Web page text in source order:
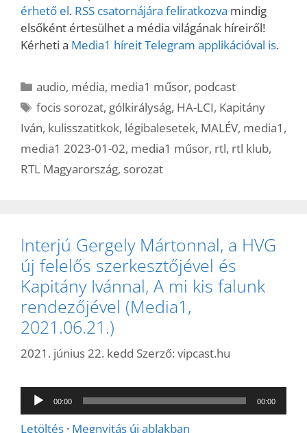
érhető el. RSS csatornájára feliratkozva mindig
elsőként értesülhet a média világának híreiről!
Kérheti a Media1 híreit Telegram applikációval is.
Kategória
audio, média, media1 műsor, podcast
Címkék
focis sorozat, gólkirályság, HA-LCI, Kapitány
Iván, kulisszatitkok, légibalesetek, MALÉV, media1 ,
media1 2023-01-02, media1 műsor, rtl, rtl klub,
RTL Magyarország, sorozat
Interjú Gergely Mártonnal, a HVG
új felelős szerkesztőjével és
Kapitány Ivánnal, A mi kis falunk
rendezőjével (Media1,
2021.06.21.)
2021. június 22. kedd Szerző: vipcast.hu
Audió
lejátszó
00:00 00:00
Letöltés · Megnyitás új ablakban